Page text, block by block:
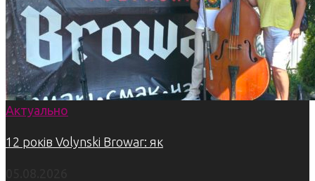
Актуально
12 років Volynski Browar: як